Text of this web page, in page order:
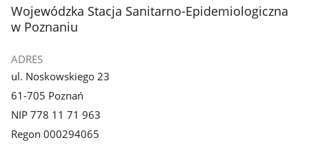
stopka
Wojewódzka Stacja Sanitarno-Epidemiologiczna
w Poznaniu
ADRES
ul. Noskowskiego 23
61-705 Poznań
NIP 778 11 71 963
Regon 000294065